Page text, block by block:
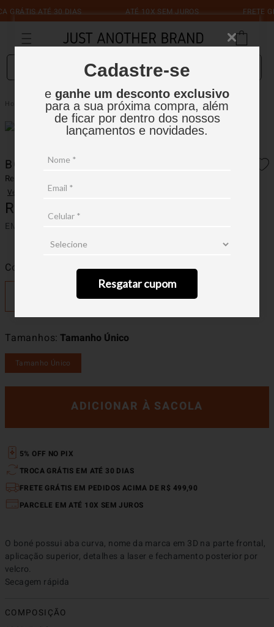
Cadastre-se
e ganhe um desconto exclusivo
para a sua próxima compra, além
de ficar por dentro dos nossos
lançamentos e novidades.
Resgatar cupom
GRÁTIS ATÉ 30 DIAS ATÉ 10X SEM JUROS FRETE
O que você está procurando?
Masculino Boné Bone Just Sport Laser
BONE JUST SPORT LASER
Ref.:
Ver avaliações
R$ 159 , 90
EM ATÉ
Tamanhos Tamanho Único
Tamanho Único
Cor
ADICIONAR À SACOLA
5% OFF NO PIX
TROCA GRÁTIS EM ATÉ 30 DIAS
FRETE GRÁTIS EM PEDIDOS ACIMA DE R$ 499,90
PARCELE EM ATÉ 10X SEM JUROS
O boné possui aba curva, nome da marca em 3D na parte frontal,
aplicação superior, detalhes a laser e fechamento posterior por
velcro.
Secagem rápida
COMPOSIÇÃO